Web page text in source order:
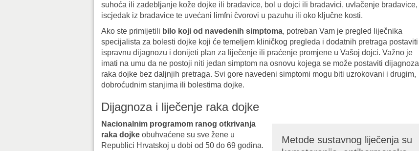
suhoća ili zadebljanje kože dojke ili bradavice, bol u dojci ili bradavici, uvlačenje bradavice,
iscjedak iz bradavice te uvećani limfni čvorovi u pazuhu ili oko ključne kosti.
Ako ste primijetili bilo koji od navedenih simptoma, potreban Vam je pregled liječnika
specijalista za bolesti dojke koji će temeljem kliničkog pregleda i dodatnih pretraga postaviti
ispravnu dijagnozu i donijeti plan za liječenje ili praćenje promjene u Vašoj dojci. Važno je
imati na umu da ne postoji niti jedan simptom na osnovu kojega se može postaviti dijagnoza
raka dojke bez daljnjih pretraga. Svi gore navedeni simptomi mogu biti uzrokovani i drugim,
dobroćudnim stanjima ili bolestima dojke.
Dijagnoza i liječenje raka dojke
Metode sustavnog liječenja su
Nacionalnim programom ranog otkrivanja
raka dojke obuhvaćene su sve žene u
Republici Hrvatskoj u dobi od 50 do 69 godina.